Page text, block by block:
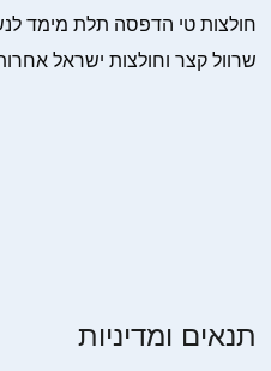
חולצות טי הדפסה תלת מימד
שרוול קצר וחולצות ישראל
תנאים ומדיניות